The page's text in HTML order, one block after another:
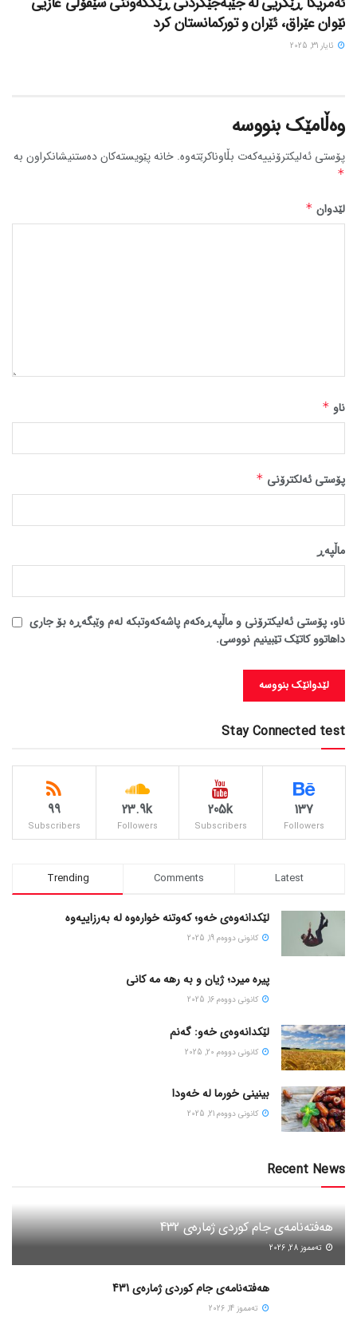
نێوان عێراق، ئێران و تورکمانستان کرد
ئایار 31, 2025
وەڵامێک بنووسە
پۆستی ئەلیکترۆنییەکەت بڵاوناکرێتەوە. خانە پێویستەکان دەستنیشانکراون بە
*
لێدوان *
ناو *
پۆستی ئەلکترۆنی *
ماڵپه‌ڕ
ناو، پۆستی ئەلیکترۆنی و ماڵپەڕەکەم پاشەکەوتبکە لەم وێبگەڕە بۆ جاری
داهاتوو کاتێک تێبینیم نووسی.
Stay Connected test
137
Followers
205k
Subscribers
23.9k
Followers
99
Subscribers
Trending Comments Latest
لێکدانەوەی خەو؛ کەوتنە خوارەوە لە بەرزاییەوە
كانونی دووه‌م 19, 2025
پیره میرد؛ ژیان و به رهه مه کانی
كانونی دووه‌م 16, 2025
لێکدانەوەی خەو: گەنم
كانونی دووه‌م 20, 2025
بینینی خورما لە خەودا
كانونی دووه‌م 21, 2025
Recent News
هەفتەنامەی جام کوردی ژمارەی 432
ته‌مموز 28, 2026
هەفتەنامەی جام کوردی ژمارەی 431
ته‌مموز 14, 2026